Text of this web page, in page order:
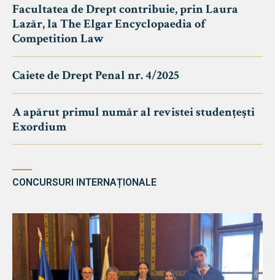
Facultatea de Drept contribuie, prin Laura
Lazăr, la The Elgar Encyclopaedia of
Competition Law
Caiete de Drept Penal nr. 4/2025
A apărut primul număr al revistei studențești
Exordium
CONCURSURI INTERNAȚIONALE